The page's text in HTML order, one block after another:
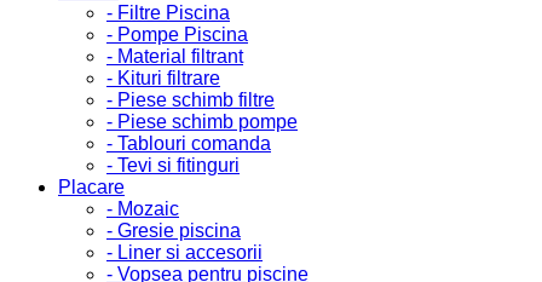
- Filtre Piscina
- Pompe Piscina
- Material filtrant
- Kituri filtrare
- Piese schimb filtre
- Piese schimb pompe
- Tablouri comanda
- Tevi si fitinguri
Placare
- Mozaic
- Gresie piscina
- Liner si accesorii
- Vopsea pentru piscine